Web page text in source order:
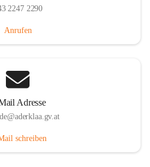
2247 2290
Anrufen
Adresse
schreiben